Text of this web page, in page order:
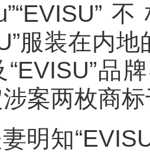
服装在内
品
案两枚商
明知